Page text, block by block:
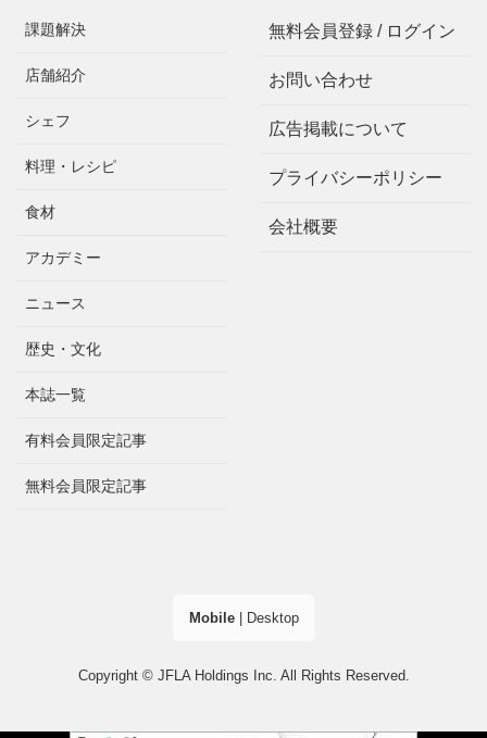
課題解決
店舗紹介
シェフ
料理・レシピ
食材
アカデミー
ニュース
歴史・文化
本誌一覧
有料会員限定記事
無料会員限定記事
無料会員登録 / ログイン
お問い合わせ
広告掲載について
プライバシーポリシー
会社概要
Mobile| Desktop
Copyright © JFLA Holdings Inc. All Rights Reserved.